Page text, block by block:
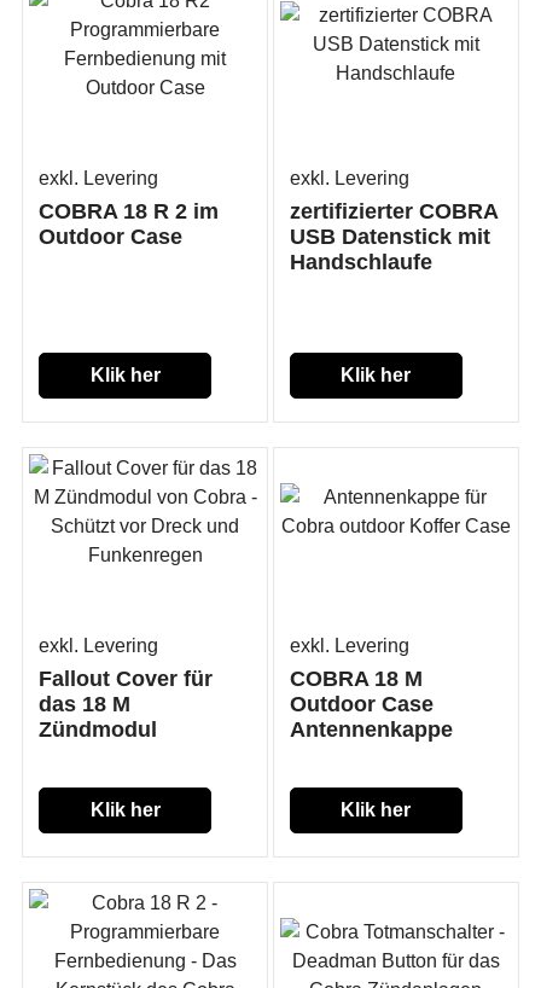
exkl. Levering
COBRA 18 R 2 im
Outdoor Case
Klik her
exkl. Levering
zertifizierter COBRA
USB Datenstick mit
Handschlaufe
Klik her
exkl. Levering
Fallout Cover für
das 18 M
Zündmodul
Klik her
exkl. Levering
COBRA 18 M
Outdoor Case
Antennenkappe
Klik her